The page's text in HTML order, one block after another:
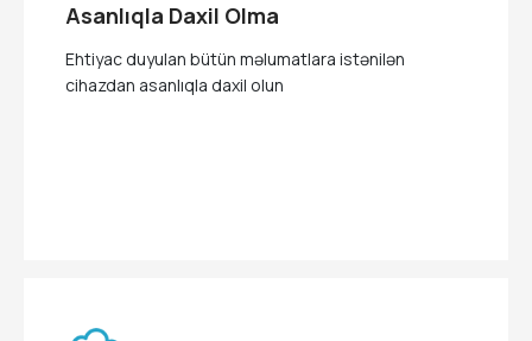
Asanlıqla Daxil Olma
Ehtiyac duyulan bütün məlumatlara istənilən
cihazdan asanlıqla daxil olun